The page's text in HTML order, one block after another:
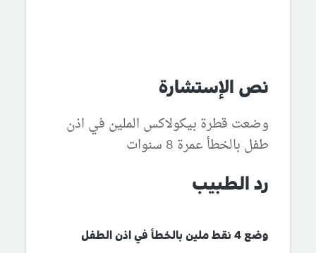
نص الإستشارة
وضعت قطرة بيكولاكس الملين في اذن
طفل بالخطأ عمرة 8 سنوات
رد الطبيب
وضع 4 نقط ملين بالخطأ في اذن الطفل